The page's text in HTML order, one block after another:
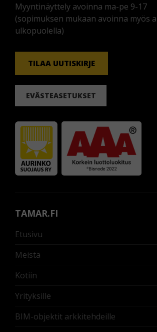
Myyntinäyttely avoinna ma-pe 9-17
(sopimuksen mukaan avoinna myös
ulkopuolella)
TILAA UUTISKIRJE
EVÄSTEASETUKSET
TAMAR.FI
Etusivu
Meistä
Kotiin
Yrityksille
BIM-objektit arkkitehdeille